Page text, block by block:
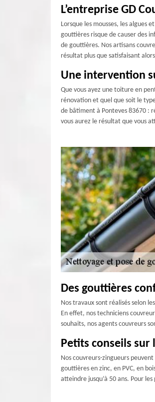
L’entreprise GD
Lorsque les mousses, les algues
gouttières risque de causer des
de gouttières. Nos artisans
résultat plus que satisfaisant
Une intervention
Que vous ayez une toiture en
rénovation et quel que soit le
de bâtiment à Ponteves 83670 :
vous aurez le résultat que vous
Des gouttières
Nos travaux sont réalisés selon
En effet, nos techniciens
souhaits, nos agents couvreurs
Petits conseils
Nos couvreurs-zingueurs
gouttières en zinc, en PVC, en
atteindre jusqu’à 50 ans. Pour